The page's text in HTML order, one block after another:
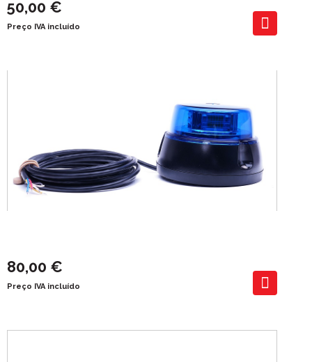
50,00 €
Preço IVA incluído
80,00 €
Preço IVA incluído